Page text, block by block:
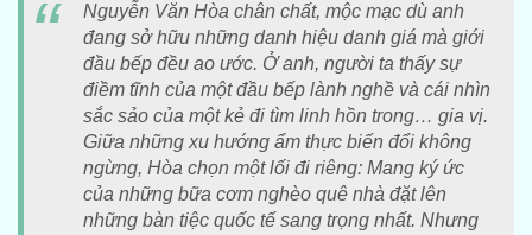
Nguyễn Văn Hòa chân chất, mộc mạc dù anh
đang sở hữu những danh hiệu danh giá mà giới
đầu bếp đều ao ước. Ở anh, người ta thấy sự
điềm tĩnh của một đầu bếp lành nghề và cái nhìn
sắc sảo của một kẻ đi tìm linh hồn trong… gia vị.
Giữa những xu hướng ẩm thực biến đổi không
ngừng, Hòa chọn một lối đi riêng: Mang ký ức
của những bữa cơm nghèo quê nhà đặt lên
những bàn tiệc quốc tế sang trọng nhất. Nhưng